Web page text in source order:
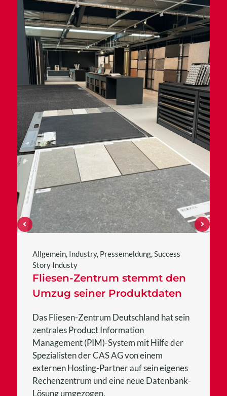
Bereiche Human Resources, interne IT,
Marketing und Vertrieb.
Allgemein, Industry, Pressemeldung,Success
Story Industy
Fliesen-Zentrum stemmt den
Umzug seiner Produktdaten
Das Fliesen-Zentrum Deutschland hat sein
zentrales Product Information
Management (PIM)-System mit Hilfe der
Spezialisten der CAS AG von einem
externen Hosting-Partner auf sein eigenes
Rechenzentrum und eine neue Datenbank-
Lösung umgezogen.